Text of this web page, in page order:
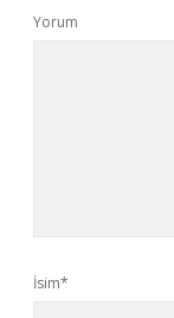
Yorum
İsim*